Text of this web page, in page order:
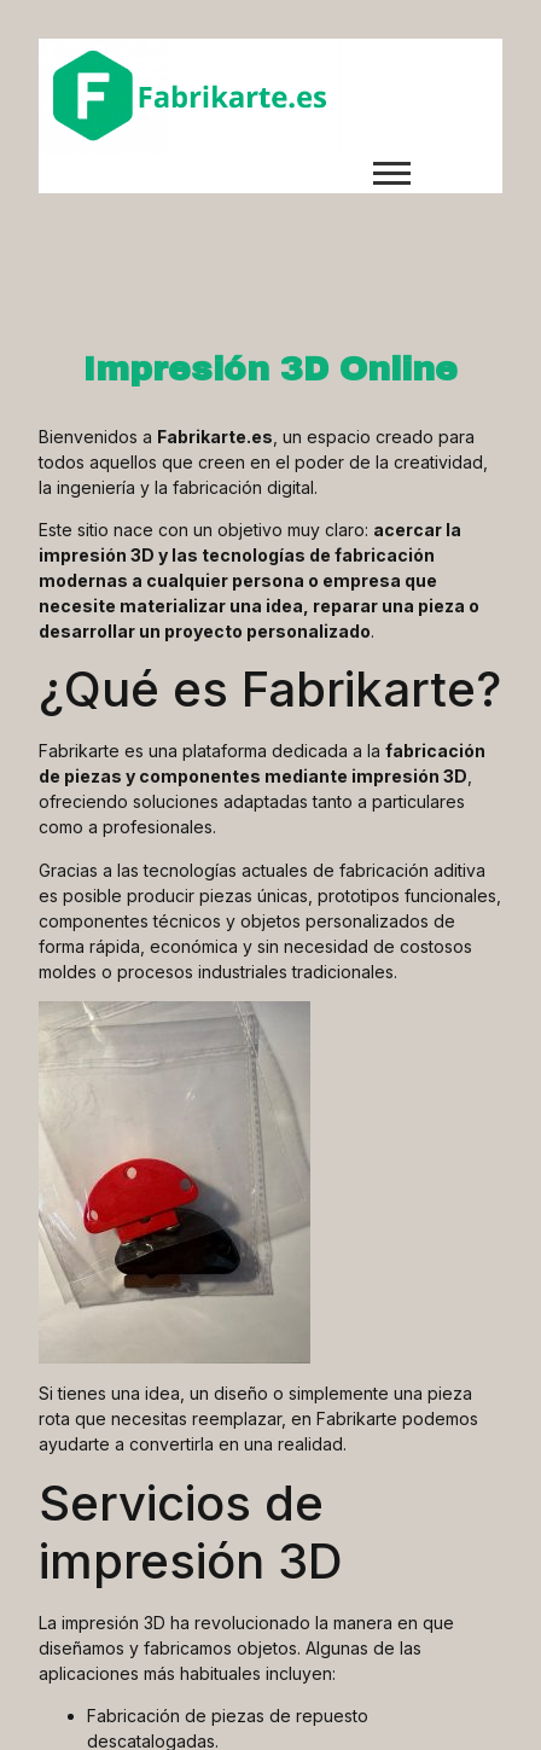
Impresión 3D Online
Bienvenidos a Fabrikarte.es , un espacio creado para
todos aquellos que creen en el poder de la creatividad,
la ingeniería y la fabricación digital.
Este sitio nace con un objetivo muy claro: acercar la
impresión 3D y las tecnologías de fabricación
modernas a cualquier persona o empresa que
necesite materializar una idea, reparar una pieza o
desarrollar un proyecto personalizado.
¿Qué es Fabrikarte?
Fabrikarte es una plataforma dedicada a la fabricación
de piezas y componentes mediante impresión 3D
ofreciendo soluciones adaptadas tanto a particulares
como a profesionales.
Gracias a las tecnologías actuales de fabricación aditiva
es posible producir piezas únicas, prototipos funcionales,
componentes técnicos y objetos personalizados de
forma rápida, económica y sin necesidad de costosos
moldes o procesos industriales tradicionales.
Si tienes una idea, un diseño o simplemente una pieza
rota que necesitas reemplazar, en Fabrikarte podemos
ayudarte a convertirla en una realidad.
Servicios de
impresión 3D
La impresión 3D ha revolucionado la manera en que
diseñamos y fabricamos objetos. Algunas de las
aplicaciones más habituales incluyen:
Fabricación de piezas de repuesto
descatalogadas.